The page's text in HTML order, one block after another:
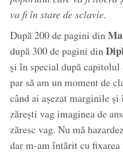
va fi în stare de sclavie.
După 200 de pagini din
după 300 de pagini din
și în special după capitolul
par să am un moment de
când ai așezat marginile
zărești vag imaginea de
zăresc vag. Nu mă
dar m-am întărit cu